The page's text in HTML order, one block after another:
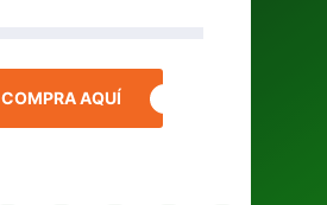
COMPRA AQUÍ